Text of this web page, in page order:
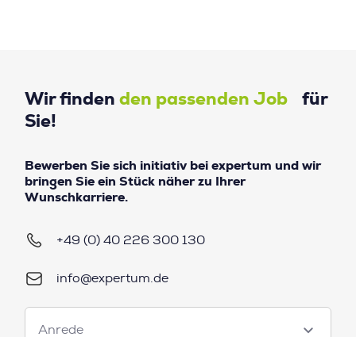
Wir finden den passenden Job für
Sie!
Bewerben Sie sich initiativ bei expertum und wir
bringen Sie ein Stück näher zu Ihrer
Wunschkarriere.
+49 (0) 40 226 300 130
info@expertum.de
Anrede
Anrede